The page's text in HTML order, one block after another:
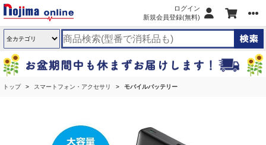
ログイン
新規会員登録(無料)
トップ スマートフォン・アクセサリ モバイルバッテリー